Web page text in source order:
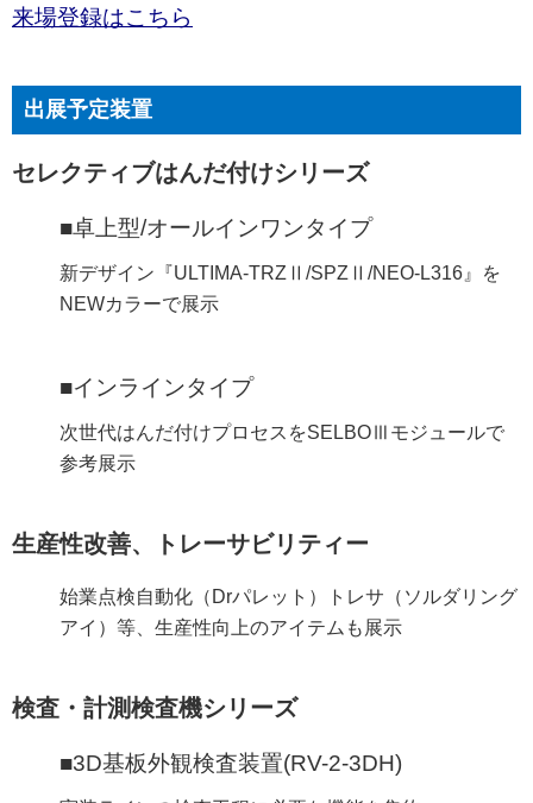
来場登録はこちら
出展予定装置
セレクティブはんだ付けシリーズ
■卓上型/オールインワンタイプ
新デザイン『ULTIMA‐TRZⅡ/SPZⅡ/NEO-L316』を
NEWカラーで展示
■インラインタイプ
次世代はんだ付けプロセスをSELBOⅢモジュールで
参考展示
生産性改善、トレーサビリティー
始業点検自動化（Drパレット）トレサ（ソルダリング
アイ）等、生産性向上のアイテムも展示
検査・計測検査機シリーズ
■3D基板外観検査装置(RV-2-3DH)